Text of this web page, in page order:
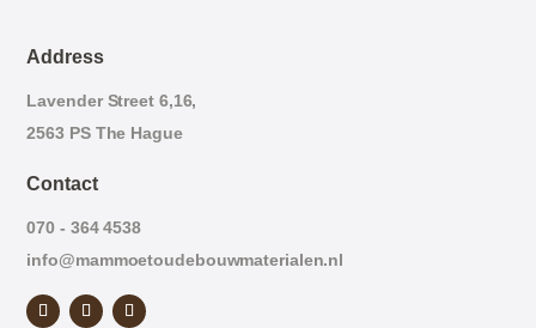
Address
Lavender Street 6,16,
2563 PS The Hague
Contact
070 - 364 4538
info@mammoetoudebouwmaterialen.nl